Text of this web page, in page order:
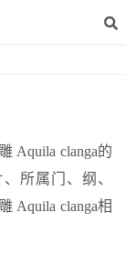
Aquila clanga的
所属门、纲、
Aquila clanga相